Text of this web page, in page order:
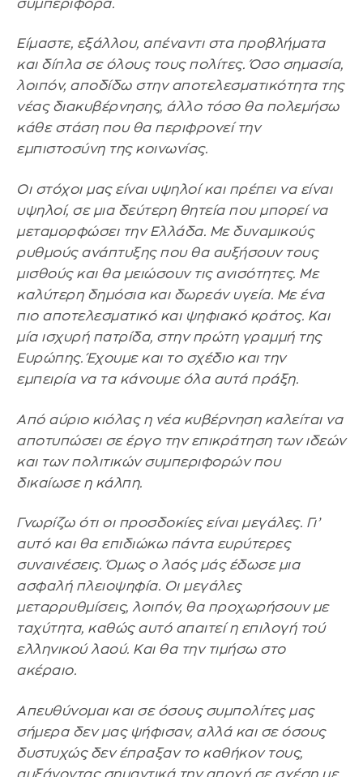
συμπεριφορά.
Είμαστε, εξάλλου, απέναντι στα προβλήματα
και δίπλα σε όλους τους πολίτες. Όσο σημασία,
λοιπόν, αποδίδω στην αποτελεσματικότητα της
νέας διακυβέρνησης, άλλο τόσο θα πολεμήσω
κάθε στάση που θα περιφρονεί την
εμπιστοσύνη της κοινωνίας.
Οι στόχοι μας είναι υψηλοί και πρέπει να είναι
υψηλοί, σε μια δεύτερη θητεία που μπορεί να
μεταμορφώσει την Ελλάδα. Με δυναμικούς
ρυθμούς ανάπτυξης που θα αυξήσουν τους
μισθούς και θα μειώσουν τις ανισότητες. Με
καλύτερη δημόσια και δωρεάν υγεία. Με ένα
πιο αποτελεσματικό και ψηφιακό κράτος. Και
μία ισχυρή πατρίδα, στην πρώτη γραμμή της
Ευρώπης. Έχουμε και το σχέδιο και την
εμπειρία να τα κάνουμε όλα αυτά πράξη.
Από αύριο κιόλας η νέα κυβέρνηση καλείται να
αποτυπώσει σε έργο την επικράτηση των ιδεών
και των πολιτικών συμπεριφορών που
δικαίωσε η κάλπη.
Γνωρίζω ότι οι προσδοκίες είναι μεγάλες. Γι’
αυτό και θα επιδιώκω πάντα ευρύτερες
συναινέσεις. Όμως ο λαός μάς έδωσε μια
ασφαλή πλειοψηφία. Οι μεγάλες
μεταρρυθμίσεις, λοιπόν, θα προχωρήσουν με
ταχύτητα, καθώς αυτό απαιτεί η επιλογή τού
ελληνικού λαού. Και θα την τιμήσω στο
ακέραιο.
Απευθύνομαι και σε όσους συμπολίτες μας
σήμερα δεν μας ψήφισαν, αλλά και σε όσους
δυστυχώς δεν έπραξαν το καθήκον τους,
αυξάνοντας σημαντικά την αποχή σε σχέση με